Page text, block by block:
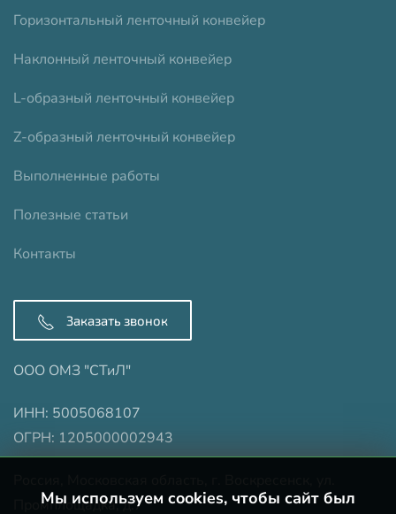
Мы используем cookies, чтобы сайт был
Горизонтальный ленточный конвейер
Наклонный ленточный конвейер
L-образный ленточный конвейер
Z-образный ленточный конвейер
Выполненные работы
Полезные статьи
Контакты
Заказать звонок
ООО ОМЗ "СТиЛ"
ИНН: 5005068107
ОГРН: 1205000002943
Промплощадка, д.7